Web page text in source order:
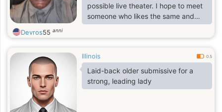
possible live theater. I hope to meet
someone who likes the same and
can show me some new things too.
Devros55 anni
Illinois 0.5
Laid-back older submissive for a
strong, leading lady